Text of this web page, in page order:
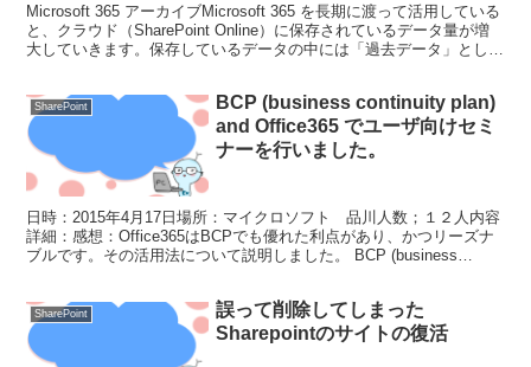
Microsoft 365 アーカイブMicrosoft 365 を長期に渡って活用している
と、クラウド（SharePoint Online）に保存されているデータ量が増
大していきます。保存しているデータの中には「過去データ」として
SharePoint
BCP (business continuity plan)
and Office365 でユーザ向けセミ
ナーを行いました。
日時：2015年4月17日場所：マイクロソフト 品川人数；１２人内容
詳細：感想：Office365はBCPでも優れた利点があり、かつリーズナ
ブルです。その活用法について説明しました。 BCP (business
SharePoint
誤って削除してしまった
Sharepointのサイトの復活